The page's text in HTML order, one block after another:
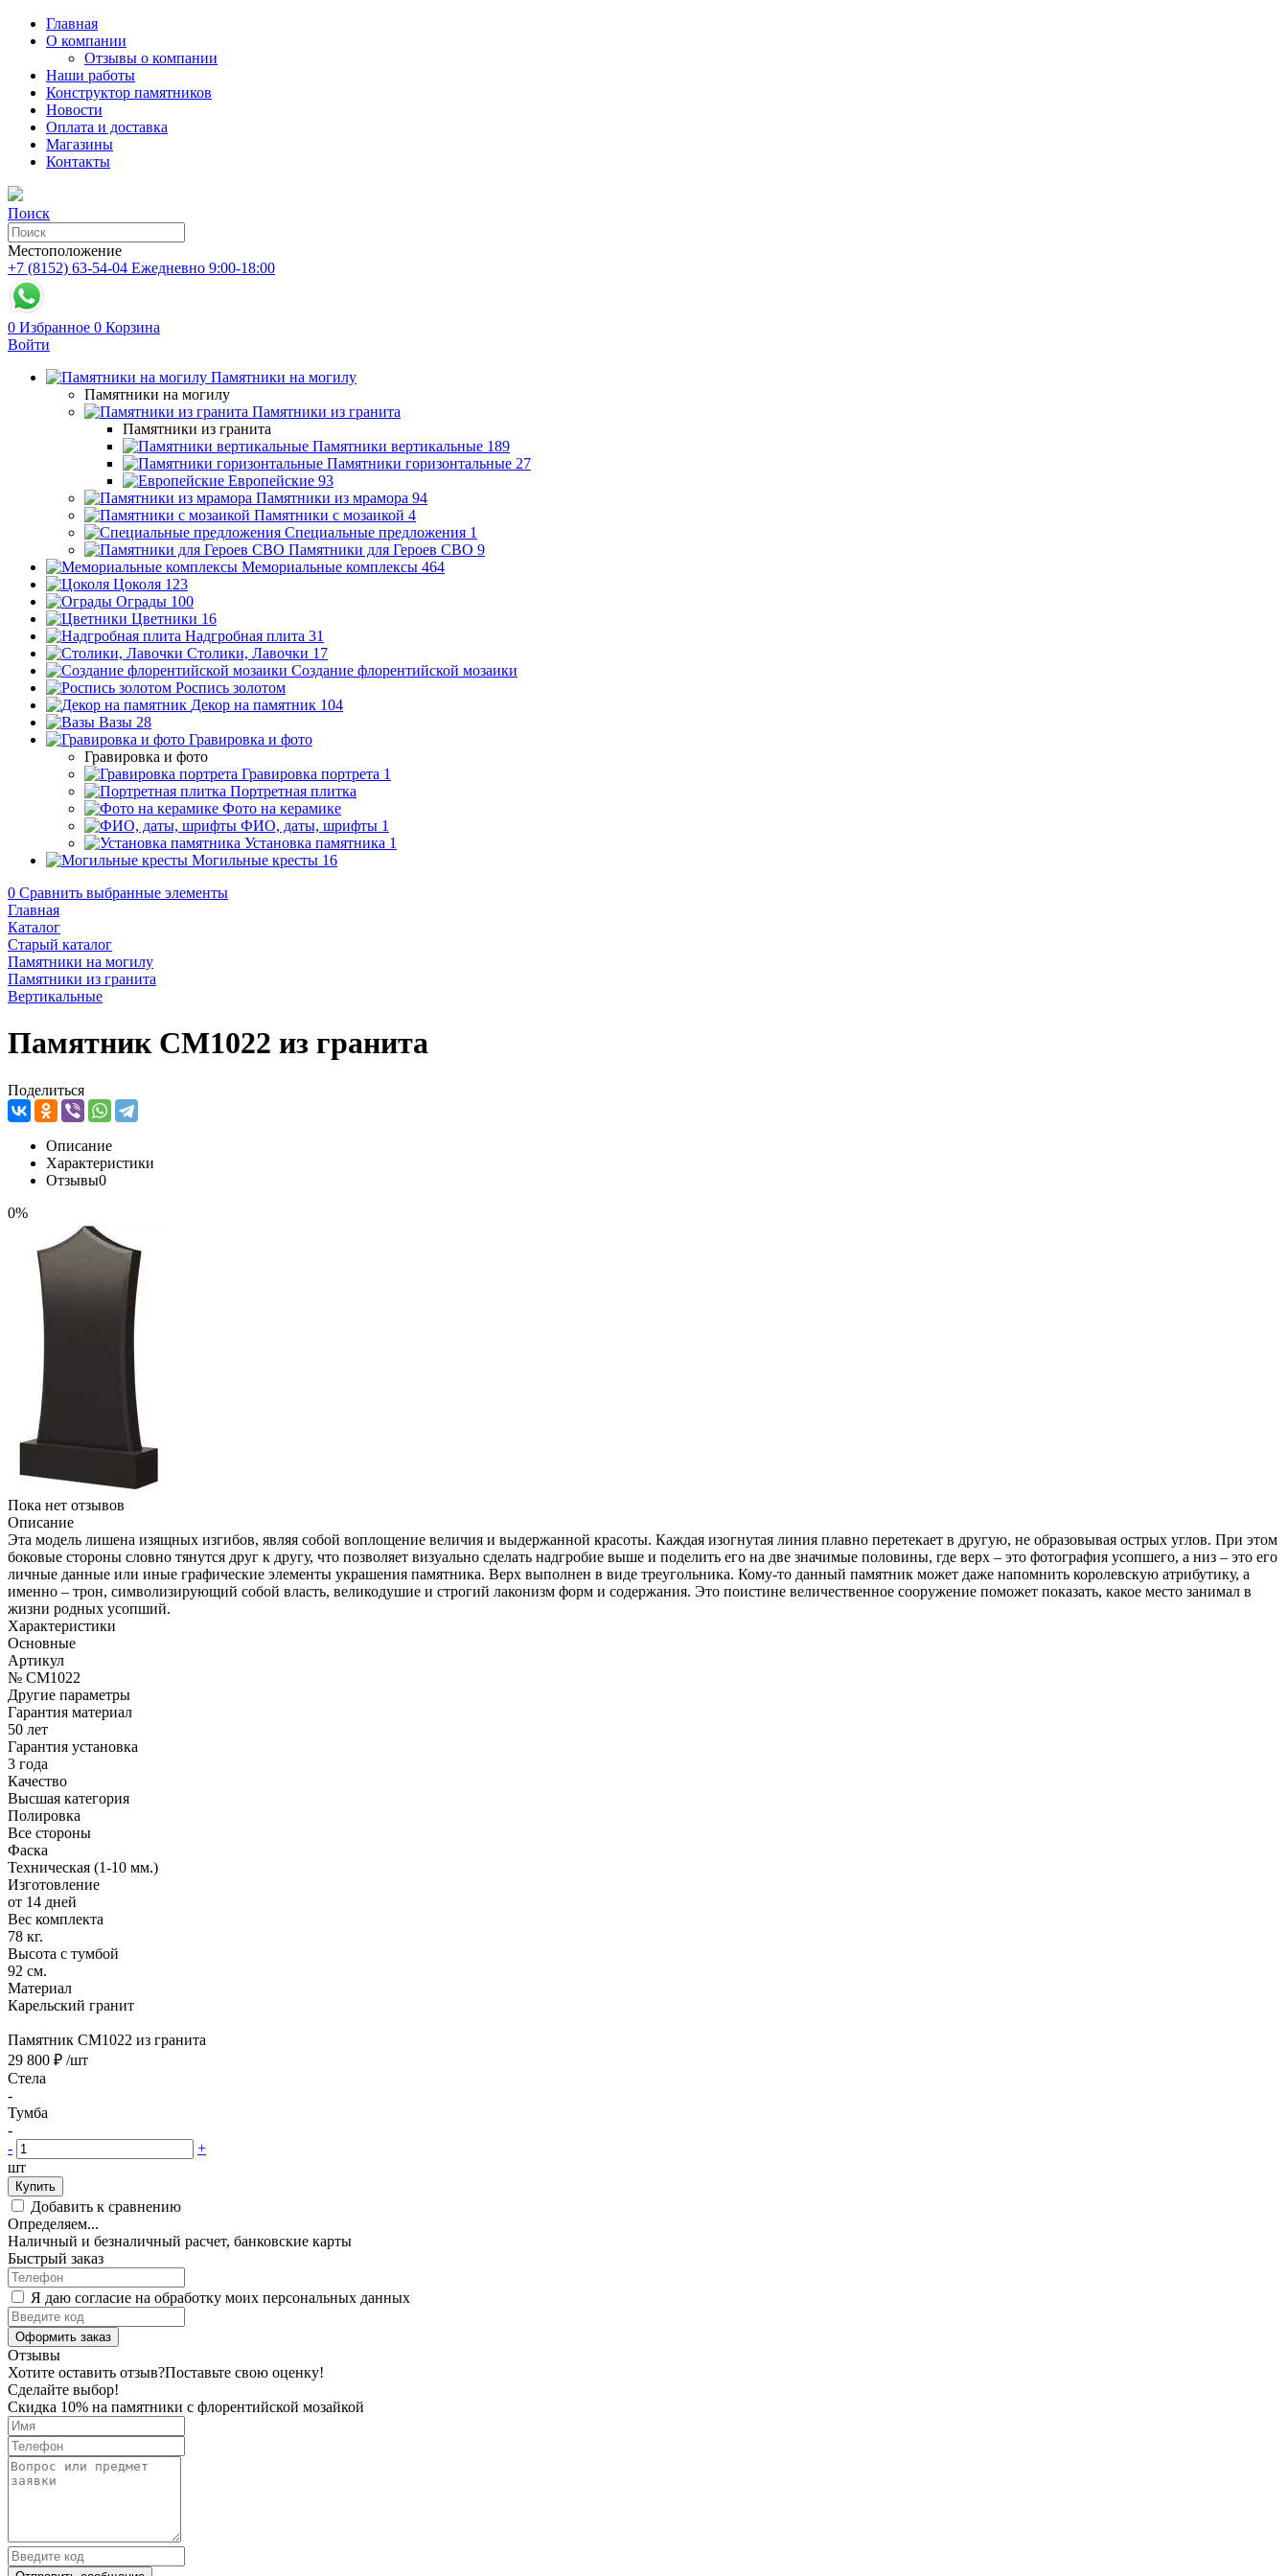
Главная
О компании
Отзывы о компании
Наши работы
Конструктор памятников
Новости
Оплата и доставка
Магазины
Контакты
Поиск
Местоположение
+7 (8152) 63-54-04 Ежедневно 9:00-18:00
0 Избранное 0 Корзина
Войти
Памятники на могилу
Памятники на могилу
Памятники из гранита
Памятники из гранита
Памятники вертикальные 189
Памятники горизонтальные 27
Европейские 93
Памятники из мрамора 94
Памятники с мозаикой 4
Специальные предложения 1
Памятники для Героев СВО 9
Мемориальные комплексы 464
Цоколя 123
Ограды 100
Цветники 16
Надгробная плита 31
Столики, Лавочки 17
Создание флорентийской мозаики
Роспись золотом
Декор на памятник 104
Вазы 28
Гравировка и фото
Гравировка и фото
Гравировка портрета 1
Портретная плитка
Фото на керамике
ФИО, даты, шрифты 1
Установка памятника 1
Могильные кресты 16
0 Сравнить выбранные элементы
Главная
Каталог
Старый каталог
Памятники на могилу
Памятники из гранита
Вертикальные
Памятник CM1022 из гранита
Поделиться
Описание
Характеристики
Отзывы0
0%
Пока нет отзывов
Описание
Эта модель лишена изящных изгибов, являя собой воплощение величия и выдержанной красоты. Каждая изогнутая линия плавно перетекает в другую, не образовывая острых углов. При этом
боковые стороны словно тянутся друг к другу, что позволяет визуально сделать надгробие выше и поделить его на две значимые половины, где верх – это фотография усопшего, а низ – это его
личные данные или иные графические элементы украшения памятника. Верх выполнен в виде треугольника. Кому-то данный памятник может даже напомнить королевскую атрибутику, а
именно – трон, символизирующий собой власть, великодушие и строгий лаконизм форм и содержания. Это поистине величественное сооружение поможет показать, какое место занимал в
жизни родных усопший.
Характеристики
Основные
Артикул
№ CM1022
Другие параметры
Гарантия материал
50 лет
Гарантия установка
3 года
Качество
Высшая категория
Полировка
Все стороны
Фаска
Техническая (1-10 мм.)
Изготовление
от 14 дней
Вес комплекта
78 кг.
Высота с тумбой
92 см.
Материал
Карельский гранит
Памятник CM1022 из гранита
29 800 ₽ /шт
Стела
-
Тумба
-
-
+
шт
Купить
Добавить к сравнению
Определяем...
Наличный и безналичный расчет, банковские карты
Быстрый заказ
Я даю согласие на обработку моих персональных данных
Оформить заказ
Отзывы
Хотите оставить отзыв?Поставьте свою оценку!
Сделайте выбор!
Скидка 10% на памятники с флорентийской мозайкой